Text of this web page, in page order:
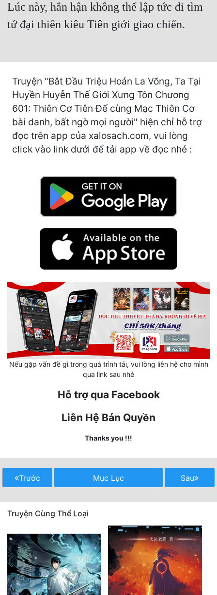
Khoa Huyễn
Khoa Huyễn Không Gian
Kiếm Hiệp
Kỳ Huyễn
Kỳ Ảo
Linh Dị
Làm Giàu
Nữ Phụ
Phong Thủy - Tâm Linh
Phương Tây
Phản Phái
Thanh Xuân
Tiên Hiệp
Tiểu Thuyết
Triều Đấu
Trùng Sinh
Trọng Sinh
Lúc này, hắn hận không thể lập tức đi tìm
tứ đại thiên kiêu Tiên giới giao chiến.
Truyện "Bắt Đầu Triệu Hoán La Võng, Ta Tại
Huyền Huyễn Thế Giới Xưng Tôn Chương
601: Thiên Cơ Tiên Đế cùng Mạc Thiên Cơ
bài danh, bất ngờ mọi người" hiện chỉ hỗ trợ
đọc trên app của xalosach.com, vui lòng
click vào link dưới để tải app về đọc nhé :
Nếu gặp vấn đề gì trong quá trình tải, vui lòng liên hệ cho mình
qua link sau nhé
Hỗ trợ qua Facebook
Liên Hệ Bản Quyền
Thanks you !!!
Trước Mục Lục Sau
Truyện Cùng Thể Loại